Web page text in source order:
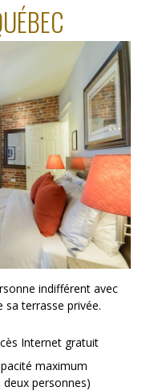
indifférent avec
terrasse privée.
Internet gratuit
maximum
deux personnes)